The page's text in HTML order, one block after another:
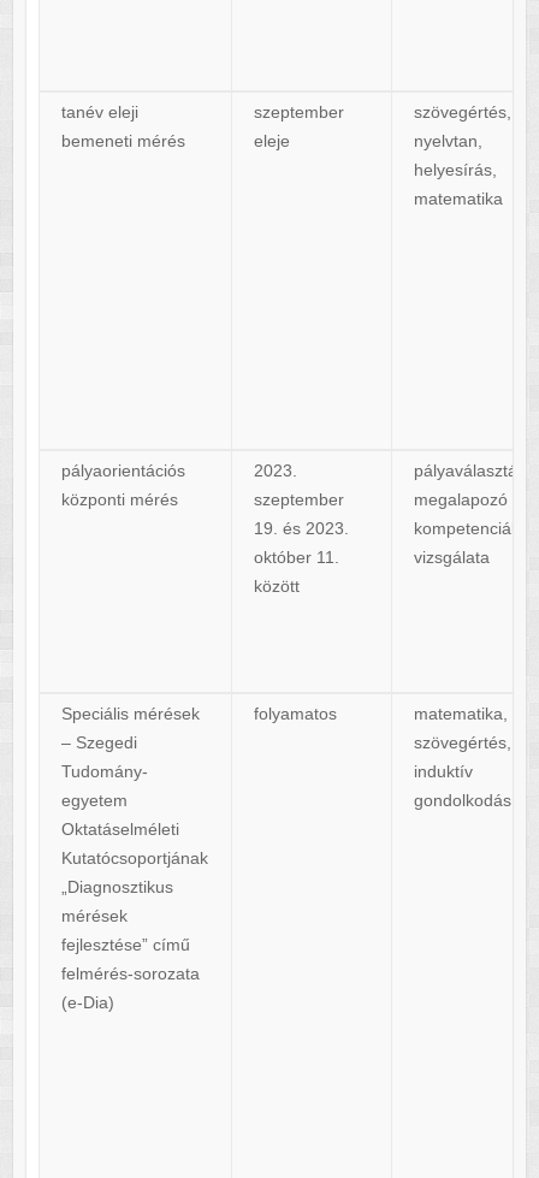
tanév eleji
bemeneti mérés
szeptember
eleje
szövegértés,
nyelvtan,
helyesírás,
matematika
pályaorientációs
központi mérés
2023.
szeptember
19. és 2023.
október 11.
között
pályaválasztást
megalapozó
kompetenciák
vizsgálata
Speciális mérések
– Szegedi
Tudomány-
egyetem
Oktatáselméleti
Kutatócsoportjának
„Diagnosztikus
mérések
fejlesztése” című
felmérés-sorozata
(e-Dia)
folyamatos
matematika,
szövegértés,
induktív
gondolkodás